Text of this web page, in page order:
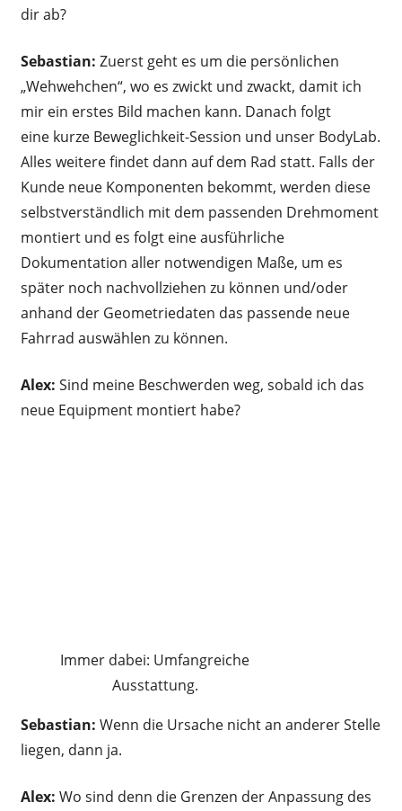
dir ab?
Sebastian: Zuerst geht es um die persönlichen
„Wehwehchen“, wo es zwickt und zwackt, damit ich
mir ein erstes Bild machen kann. Danach folgt
eine kurze Beweglichkeit-Session und unser BodyLab.
Alles weitere findet dann auf dem Rad statt. Falls der
Kunde neue Komponenten bekommt, werden diese
selbstverständlich mit dem passenden Drehmoment
montiert und es folgt eine ausführliche
Dokumentation aller notwendigen Maße, um es
später noch nachvollziehen zu können und/oder
anhand der Geometriedaten das passende neue
Fahrrad auswählen zu können.
Alex: Sind meine Beschwerden weg, sobald ich das
neue Equipment montiert habe?
Immer dabei: Umfangreiche
Ausstattung.
Sebastian: Wenn die Ursache nicht an anderer Stelle
liegen, dann ja.
Alex: Wo sind denn die Grenzen der Anpassung des